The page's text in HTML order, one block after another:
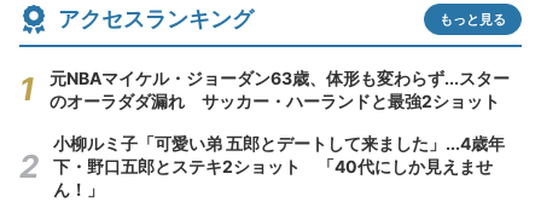
アクセスランキング もっと見る
元NBAマイケル・ジョーダン63歳、体形も変わらず...スター
のオーラダダ漏れ サッカー・ハーランドと最強2ショット
小柳ルミ子「可愛い弟 五郎とデートして来ました」...4歳年
下・野口五郎とステキ2ショット 「40代にしか見えませ
ん！」